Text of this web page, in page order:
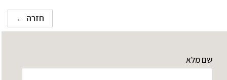
חזרה ←
שם מלא